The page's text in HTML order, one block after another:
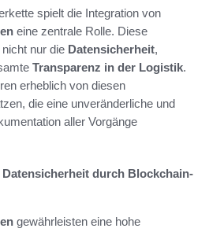
spielt die Integration von
eine zentrale Rolle. Diese
nur die Datensicherheit,
Transparenz in der Logistik.
erheblich von diesen
die eine unveränderliche und
aller Vorgänge
durch Blockchain-
gewährleisten eine hohe